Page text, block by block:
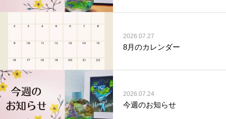
2026.07.27
8月のカレンダー
2026.07.24
今週のお知らせ